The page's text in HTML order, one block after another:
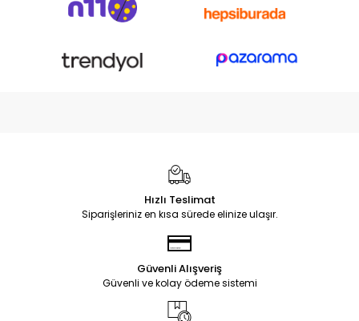
Hızlı Teslimat
Siparişleriniz en kısa sürede elinize ulaşır.
Güvenli Alışveriş
Güvenli ve kolay ödeme sistemi